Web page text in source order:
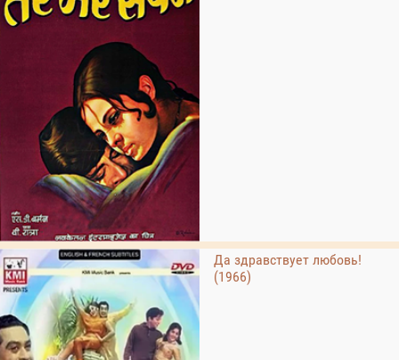
Да здравствует любовь!
(1966)